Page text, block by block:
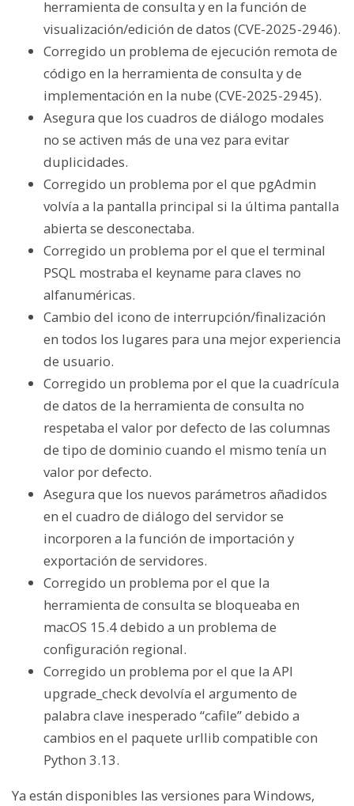
herramienta de consulta y en la función de
visualización/edición de datos (CVE-2025-2946).
Corregido un problema de ejecución remota de
código en la herramienta de consulta y de
implementación en la nube (CVE-2025-2945).
Asegura que los cuadros de diálogo modales
no se activen más de una vez para evitar
duplicidades.
Corregido un problema por el que pgAdmin
volvía a la pantalla principal si la última pantalla
abierta se desconectaba.
Corregido un problema por el que el terminal
PSQL mostraba el keyname para claves no
alfanuméricas.
Cambio del icono de interrupción/finalización
en todos los lugares para una mejor experiencia
de usuario.
Corregido un problema por el que la cuadrícula
de datos de la herramienta de consulta no
respetaba el valor por defecto de las columnas
de tipo de dominio cuando el mismo tenía un
valor por defecto.
Asegura que los nuevos parámetros añadidos
en el cuadro de diálogo del servidor se
incorporen a la función de importación y
exportación de servidores.
Corregido un problema por el que la
herramienta de consulta se bloqueaba en
macOS 15.4 debido a un problema de
configuración regional.
Corregido un problema por el que la API
upgrade_check devolvía el argumento de
palabra clave inesperado “cafile” debido a
cambios en el paquete urllib compatible con
Python 3.13.
Ya están disponibles las versiones para Windows,